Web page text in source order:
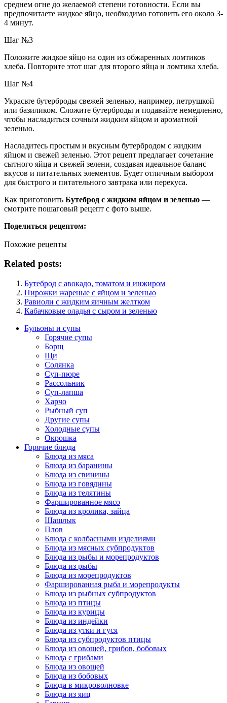
среднем огне до желаемой степени готовности. Если вы
предпочитаете жидкое яйцо, необходимо готовить его около 3-
4 минут.
Шаг №3
Положите жидкое яйцо на один из обжаренных ломтиков
хлеба. Повторите этот шаг для второго яйца и ломтика хлеба.
Шаг №4
Украсьте бутерброды свежей зеленью, например, петрушкой
или базиликом. Сложите бутерброды и подавайте немедленно,
чтобы насладиться сочным жидким яйцом и ароматной
зеленью.
Насладитесь простым и вкусным бутербродом с жидким
яйцом и свежей зеленью. Этот рецепт предлагает сочетание
сытного яйца и свежей зелени, создавая идеальное баланс
вкусов и питательных элементов. Будет отличным выбором
для быстрого и питательного завтрака или перекуса.
Как приготовить Бутеброд с жидким яйцом и зеленью —
смотрите пошаговый рецепт с фото выше.
Поделиться рецептом:
Похожие рецепты
Related posts:
Бутеброд с авокадо, томатом и инжиром
Пирожки жареные с яйцом и зеленью
Равиоли с жидким яичным желтком
Кабачковые оладья с сыром и зеленью
Бульоны и супы
Горячие супы
Борщ
Щи
Солянка
Суп-пюре
Рассольник
Суп-лапша
Харчо
Рыбный суп
Другие супы
Холодные супы
Окрошка
Горячие блюда
Блюда из мяса
Блюда из баранины
Блюда из свинины
Блюда из говядины
Блюда из телятины
Фаршированное мясо
Блюда из кролика, зайца
Шашлык
Плов
Блюда с колбасными изделиями
Блюда из мясных субпродуктов
Блюда из рыбы и морепродуктов
Блюда из рыбы
Блюда из морепродуктов
Фаршированная рыба и морепродукты
Блюда из рыбных субпродуктов
Блюда из птицы
Блюда из курицы
Блюда из индейки
Блюда из утки и гуся
Блюда из субпродуктов птицы
Блюда из овощей, грибов, бобовых
Блюда с грибами
Блюда из овощей
Блюда из бобовых
Блюда в микроволновке
Блюда из яиц